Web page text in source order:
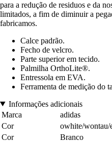
para a redução de residuos e da
limitados, a fim de diminuir a
fabricamos.
Calce padrão.
Fecho de velcro.
Parte superior em tecido.
Palmilha OrthoLite®.
Entressola em EVA.
Ferramenta de medição do
Informações adicionais
Marca
adidas
Cor
owhite/wontau/
Cor
Branco